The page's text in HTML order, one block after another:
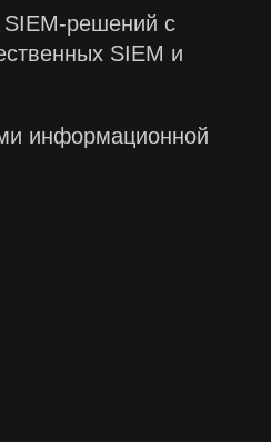
решений с
SIEM и
информационной